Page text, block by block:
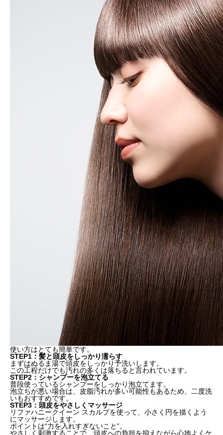
使い方はとても簡単です。
STEP1：髪と頭皮をしっかり濡らす
まずはぬるま湯で頭皮をしっかり予洗いします。
この工程だけでも汚れの多くは落ちると言われています。
STEP2：シャンプーを泡立てる
普段使っているシャンプーをしっかり泡立てます。
泡立ちが悪い場合は、皮脂汚れが多い可能性もあるため、二度洗
いもおすすめです。
STEP3：頭皮をやさしくマッサージ
リファハニークイーン スカルプを使って、小さく円を描くよう
にマッサージします。
ポイントは“力を入れすぎないこと”。
やさしく刺激することで、頭皮への負担を抑えながら心地よくケ